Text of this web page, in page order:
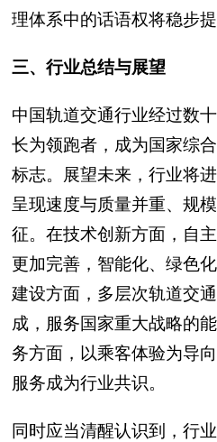
理体系中的话语权将稳步提
三、行业总结与展望
中国轨道交通行业经过数
长为领跑者，成为国家综
标志。展望未来，行业将
呈现速度与质量并重、规
征。在技术创新方面，自
更加完善，智能化、绿色
建设方面，多层次轨道交
成，服务国家重大战略的
务方面，以乘客体验为导
服务成为行业共识。
同时应当清醒认识到，行